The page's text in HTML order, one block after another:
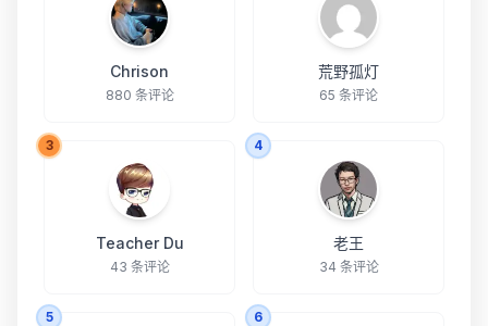
Chrison
880 条评论
荒野孤灯
65 条评论
3
Teacher Du
43 条评论
4
老王
34 条评论
5 6